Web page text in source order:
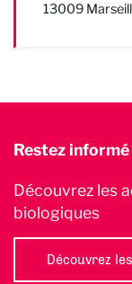
13009
Restez
Découvrez les
biologiques
Découvrez